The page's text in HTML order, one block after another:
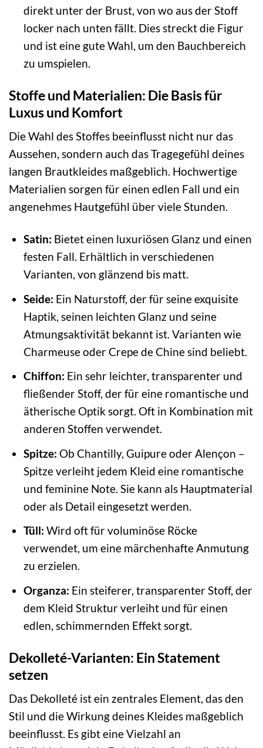
direkt unter der Brust, von wo aus der Stoff
locker nach unten fällt. Dies streckt die Figur
und ist eine gute Wahl, um den Bauchbereich
zu umspielen.
Stoffe und Materialien: Die Basis für
Luxus und Komfort
Die Wahl des Stoffes beeinflusst nicht nur das
Aussehen, sondern auch das Tragegefühl deines
langen Brautkleides maßgeblich. Hochwertige
Materialien sorgen für einen edlen Fall und ein
angenehmes Hautgefühl über viele Stunden.
Satin: Bietet einen luxuriösen Glanz und einen
festen Fall. Erhältlich in verschiedenen
Varianten, von glänzend bis matt.
Seide: Ein Naturstoff, der für seine exquisite
Haptik, seinen leichten Glanz und seine
Atmungsaktivität bekannt ist. Varianten wie
Charmeuse oder Crepe de Chine sind beliebt.
Chiffon: Ein sehr leichter, transparenter und
fließender Stoff, der für eine romantische und
ätherische Optik sorgt. Oft in Kombination mit
anderen Stoffen verwendet.
Spitze: Ob Chantilly, Guipure oder Alençon –
Spitze verleiht jedem Kleid eine romantische
und feminine Note. Sie kann als Hauptmaterial
oder als Detail eingesetzt werden.
Tüll: Wird oft für voluminöse Röcke
verwendet, um eine märchenhafte Anmutung
zu erzielen.
Organza: Ein steiferer, transparenter Stoff, der
dem Kleid Struktur verleiht und für einen
edlen, schimmernden Effekt sorgt.
Dekolleté-Varianten: Ein Statement
setzen
Das Dekolleté ist ein zentrales Element, das den
Stil und die Wirkung deines Kleides maßgeblich
beeinflusst. Es gibt eine Vielzahl an